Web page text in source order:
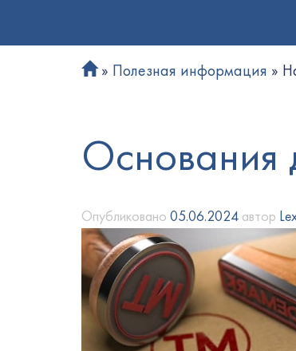
» Полезная информация »
Основания
Опубликовано 05.06.2024 автор